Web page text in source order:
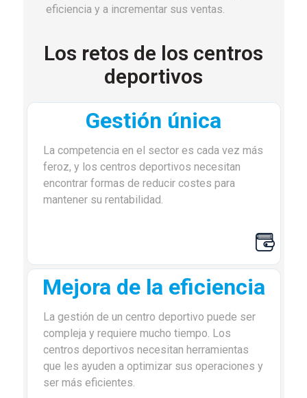
eficiencia y a incrementar sus ventas.
Los retos de los centros
deportivos
Gestión única
La competencia en el sector es cada vez más
feroz, y los centros deportivos necesitan
encontrar formas de reducir costes para
mantener su rentabilidad.
Mejora de la eficiencia
La gestión de un centro deportivo puede ser
compleja y requiere mucho tiempo. Los
centros deportivos necesitan herramientas
que les ayuden a optimizar sus operaciones y
ser más eficientes.